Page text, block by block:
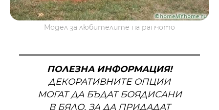
Модел за любителите на ранчото
ПОЛЕЗНА ИНФОРМАЦИЯ!
ДЕКОРАТИВНИТЕ ОПЦИИ
МОГАТ ДА БЪДАТ БОЯДИСАНИ
В БЯЛО, ЗА ДА ПРИДАДАТ